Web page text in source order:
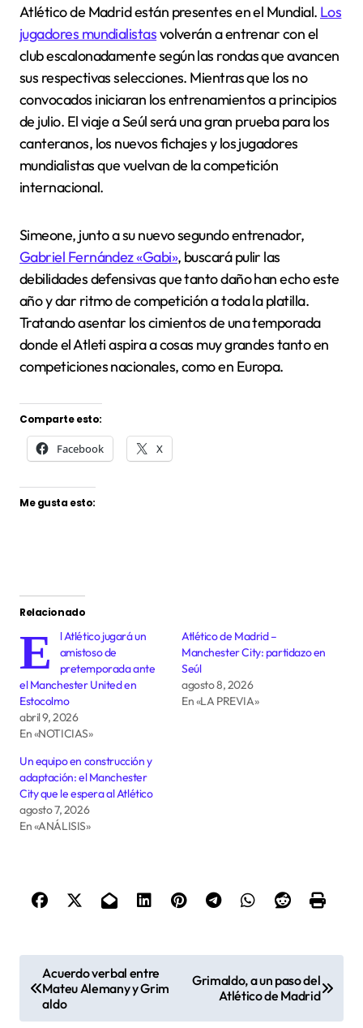
Atlético de Madrid están presentes en el Mundial. Los
jugadores mundialistasvolverán a entrenar con el
club escalonadamente según las rondas que avancen
sus respectivas selecciones. Mientras que los no
convocados iniciaran los entrenamientos a principios
de julio. El viaje a Seúl será una gran prueba para los
canteranos, los nuevos fichajes y los jugadores
mundialistas que vuelvan de la competición
internacional.
Simeone, junto a su nuevo segundo entrenador,
Gabriel Fernández «Gabi», buscará pulir las
debilidades defensivas que tanto daño han echo este
año y dar ritmo de competición a toda la platilla.
Tratando asentar los cimientos de una temporada
donde el Atleti aspira a cosas muy grandes tanto en
competiciones nacionales, como en Europa.
Comparte esto:
Facebook X
Me gusta esto:
Relacionado
E
l Atlético jugará un
amistoso de
pretemporada ante
el Manchester United en
Estocolmo
abril 9, 2026
En «NOTICIAS»
Atlético de Madrid –
Manchester City: partidazo en
Seúl
agosto 8, 2026
En «LA PREVIA»
Un equipo en construcción y
adaptación: el Manchester
City que le espera al Atlético
agosto 7, 2026
En «ANÁLISIS»
a
v
Acuerdo verbal entre
Mateu Alemany y Grim
aldo
Grimaldo, a un paso del
Atlético de Madrid